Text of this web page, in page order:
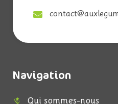
Navigation
Qui sommes-nous